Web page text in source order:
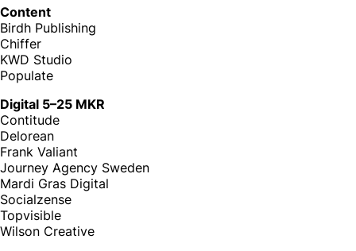
Content
Birdh Publishing
Chiffer
KWD Studio
Populate
Digital 5–25 MKR
Contitude
Delorean
Frank Valiant
Journey Agency Sweden
Mardi Gras Digital
Socialzense
Topvisible
Wilson Creative